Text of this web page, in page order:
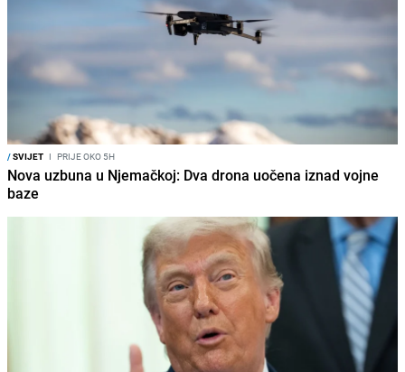
/SVIJET I PRIJE OKO 5H
Nova uzbuna u Njemačkoj: Dva drona uočena iznad vojne
baze